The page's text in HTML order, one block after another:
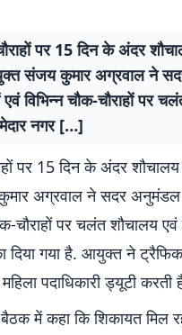
पर 15 दिन के अंदर
संजय कुमार अग्रवाल ने
एवं विभिन्न चौक-चौराहों पर
नगर […]
पर 15 दिन के अंदर
अग्रवाल ने सदर अनुमंडल
चौराहों पर चलंत शौचालय
दिया गया है. आयुक्त ने
पदाधिकारी ड्यूटी करती
में कहा कि शिकायत मिल